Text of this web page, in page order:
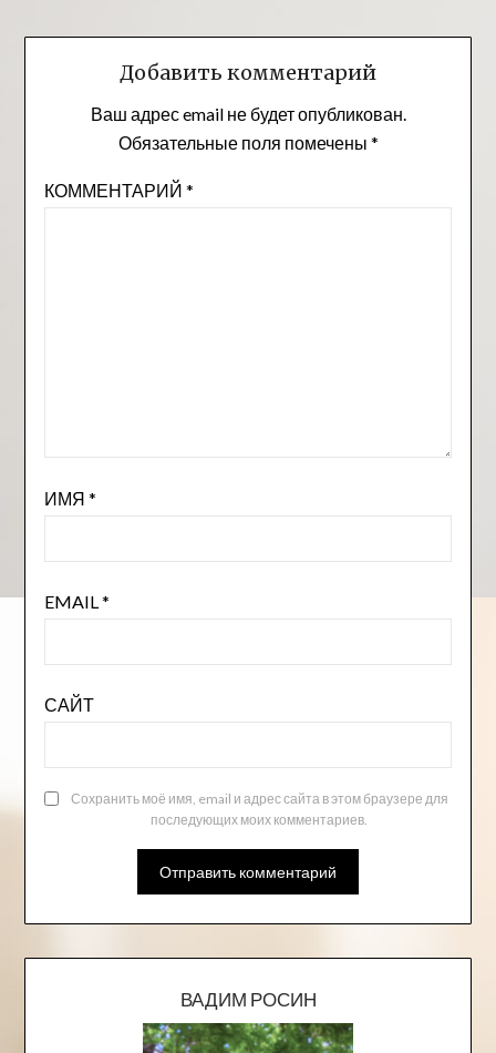
Добавить комментарий
Ваш адрес email не будет опубликован.
Обязательные поля помечены *
КОММЕНТАРИЙ *
ИМЯ *
EMAIL *
САЙТ
Сохранить моё имя, email и адрес сайта в этом браузере для
последующих моих комментариев.
ВАДИМ РОСИН